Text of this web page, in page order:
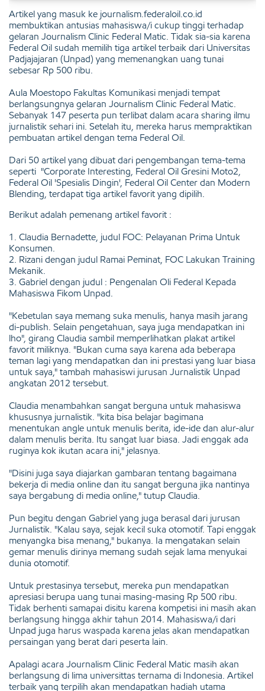
Artikel yang masuk ke journalism.federaloil.co.id
membuktikan antusias mahasiswa/i cukup tinggi terhadap
gelaran Journalism Clinic Federal Matic. Tidak sia-sia karena
Federal Oil sudah memilih tiga artikel terbaik dari Universitas
Padjajajaran (Unpad) yang memenangkan uang tunai
sebesar Rp 500 ribu.
Aula Moestopo Fakultas Komunikasi menjadi tempat
berlangsungnya gelaran Journalism Clinic Federal Matic.
Sebanyak 147 peserta pun terlibat dalam acara sharing ilmu
jurnalistik sehari ini. Setelah itu, mereka harus mempraktikan
pembuatan artikel dengan tema Federal Oil.
Dari 50 artikel yang dibuat dari pengembangan tema-tema
seperti "Corporate Interesting, Federal Oil Gresini Moto2,
Federal Oil 'Spesialis Dingin', Federal Oil Center dan Modern
Blending, terdapat tiga artikel favorit yang dipilih.
Berikut adalah pemenang artikel favorit :
1. Claudia Bernadette, judul FOC: Pelayanan Prima Untuk
Konsumen.
2. Rizani dengan judul Ramai Peminat, FOC Lakukan Training
Mekanik.
3. Gabriel dengan judul : Pengenalan Oli Federal Kepada
Mahasiswa Fikom Unpad.
"Kebetulan saya memang suka menulis, hanya masih jarang
di-publish. Selain pengetahuan, saya juga mendapatkan ini
lho", girang Claudia sambil memperlihatkan plakat artikel
favorit miliknya. "Bukan cuma saya karena ada beberapa
teman lagi yang mendapatkan dan ini prestasi yang luar biasa
untuk saya," tambah mahasiswi jurusan Jurnalistik Unpad
angkatan 2012 tersebut.
Claudia menambahkan sangat berguna untuk mahasiswa
khususnya jurnalistik. "kita bisa belajar bagimana
menentukan angle untuk menulis berita, ide-ide dan alur-alur
dalam menulis berita. Itu sangat luar biasa. Jadi enggak ada
ruginya kok ikutan acara ini," jelasnya.
"Disini juga saya diajarkan gambaran tentang bagaimana
bekerja di media online dan itu sangat berguna jika nantinya
saya bergabung di media online," tutup Claudia.
Pun begitu dengan Gabriel yang juga berasal dari jurusan
Jurnalistik. "Kalau saya, sejak kecil suka otomotif. Tapi enggak
menyangka bisa menang," bukanya. Ia mengatakan selain
gemar menulis dirinya memang sudah sejak lama menyukai
dunia otomotif.
Untuk prestasinya tersebut, mereka pun mendapatkan
apresiasi berupa uang tunai masing-masing Rp 500 ribu.
Tidak berhenti samapai disitu karena kompetisi ini masih akan
berlangsung hingga akhir tahun 2014. Mahasiswa/i dari
Unpad juga harus waspada karena jelas akan mendapatkan
persaingan yang berat dari peserta lain.
Apalagi acara Journalism Clinic Federal Matic masih akan
berlangsung di lima universittas ternama di Indonesia. Artikel
terbaik yang terpilih akan mendapatkan hadiah utama